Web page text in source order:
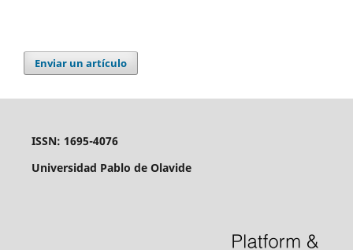
Enviar un artículo
ISSN: 1695-4076
Universidad Pablo de Olavide